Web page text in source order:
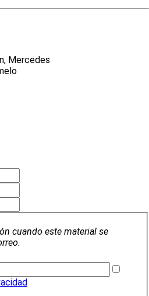
Mercedes
cuando este material se